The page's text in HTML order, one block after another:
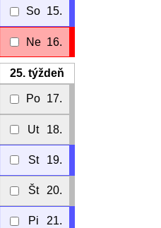
So 15.
Ne 16.
25. týždeň
Po 17.
Ut 18.
St 19.
Št 20.
Pi 21.